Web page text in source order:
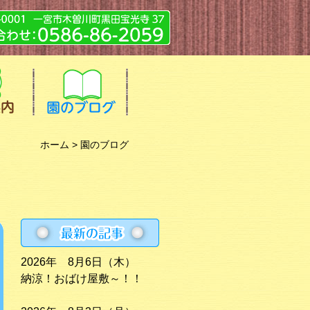
ホーム > 園のブログ
2026年 8月6日（木）
納涼！おばけ屋敷～！！